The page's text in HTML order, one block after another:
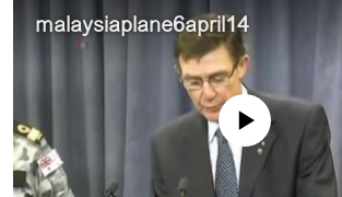
ເອເຊຍ
ອິດສະຫຼະພາບດ້ານການຂ່າວ
ຊຸມຊົນຊາວລາວ
ວິທະຍາສາດ-ເທັກໂນໂລຈີ
malaysiaplane6april14
No media source currently